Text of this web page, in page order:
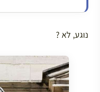
נוגע, לא ?